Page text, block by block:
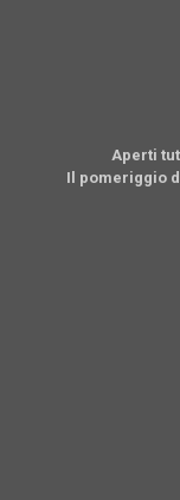
Aperti
Il pomeriggio